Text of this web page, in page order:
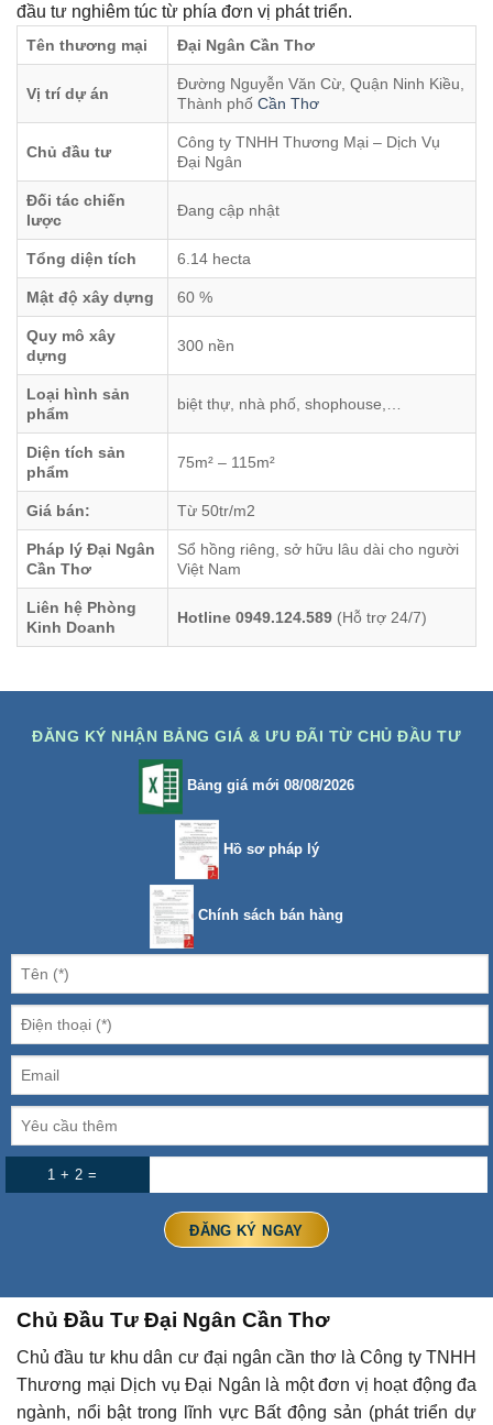
đầu tư nghiêm túc từ phía đơn vị phát triển.
Tên thương mại Đại Ngân Cần Thơ
Vị trí dự án
Đường Nguyễn Văn Cừ, Quận Ninh Kiều,
Thành phố Cần Thơ
Chủ đầu tư
Công ty TNHH Thương Mại – Dịch Vụ
Đại Ngân
Đối tác chiến
lược
Đang cập nhật
Tổng diện tích 6.14 hecta
Mật độ xây dựng 60 %
Quy mô xây
dựng
300 nền
Loại hình sản
phẩm
biệt thự, nhà phố, shophouse,…
Diện tích sản
phẩm
75m² – 115m²
Giá bán: Từ 50tr/m2
Pháp lý Đại Ngân
Cần Thơ
Sổ hồng riêng, sở hữu lâu dài cho người
Việt Nam
Liên hệ Phòng
Kinh Doanh
Hotline 0949.124.589 (Hỗ trợ 24/7)
ĐĂNG KÝ NHẬN BẢNG GIÁ & ƯU ĐÃI TỪ CHỦ ĐẦU TƯ
Bảng giá mới 08/08/2026
Hồ sơ pháp lý
Chính sách bán hàng
1 + 2 =
Chủ Đầu Tư Đại Ngân Cần Thơ
Chủ đầu tư khu dân cư đại ngân cần thơ là Công ty TNHH
Thương mại Dịch vụ Đại Ngân là một đơn vị hoạt động đa
ngành, nổi bật trong lĩnh vực Bất động sản (phát triển dự